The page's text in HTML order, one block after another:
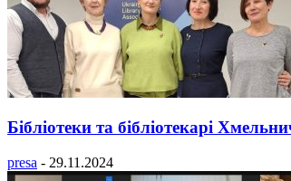
Бібліотеки та бібліотекарі
presa - 29.11.2024